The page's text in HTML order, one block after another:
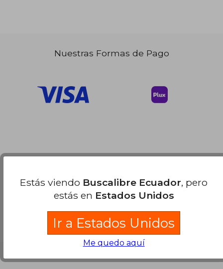
Nuestras Formas de Pago
Estás viendo Buscalibre Ecuador, pero
estás en Estados Unidos
Ir a Estados Unidos
Me quedo aquí